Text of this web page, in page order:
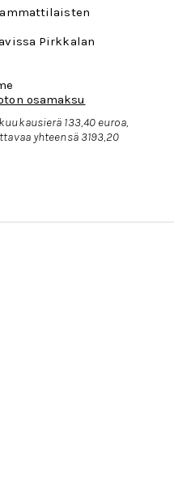
ammattilaisten
Pirkkalan
osamaksu
133,40 euroa,
yhteensä 3193,20